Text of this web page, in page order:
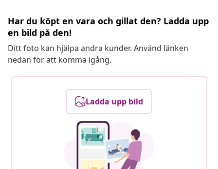
Har du köpt en vara och gillat den? Ladda upp
en bild på den!
Ditt foto kan hjälpa andra kunder. Använd länken
nedan för att komma igång.
Ladda upp bild